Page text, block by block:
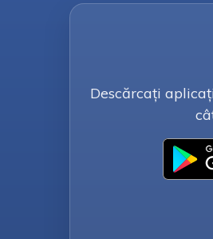
Descărcați